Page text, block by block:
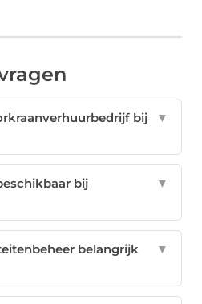
bij
▼
bij
▼
belangrijk
▼